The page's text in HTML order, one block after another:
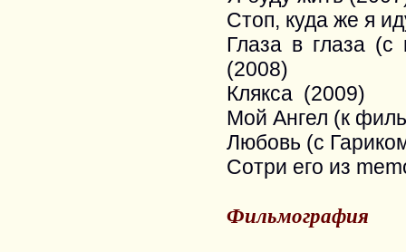
Стоп, куда же я
Глаза в глаза
(2008)
Клякса (2009)
Мой Ангел (к
Любовь (с
Сотри его из
Фильмография